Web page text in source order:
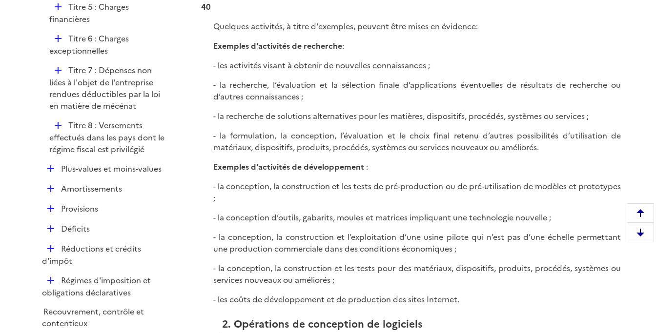
i
D
é
i
Titre 5 : Charges
financières
D
é
i
e
r
Titre 6 : Charges
exceptionnelles
D
é
p
l
r
Titre 7 : Dépenses non
liées à l'objet de l'entreprise
rendues déductibles par la loi
en matière de mécénat
D
é
p
i
e
r
Titre 8 : Versements
effectués dans les pays dont le
régime fiscal est privilégié
D
p
Plus-values et moins-values
D
r
Amortissements
D
e
Provisions
D
l
r
Déficits
D
é
i
r
Réductions et crédits
d'impôt
D
é
l
i
Régimes d'imposition et
obligations déclaratives
Recouvrement, contrôle et
contentieux
40
Quelques activités, à titre d'exemples, peuvent être mises en évidence:
Exemples d'activités de recherche:
- les activités visant à obtenir de nouvelles connaissances ;
- la recherche, l’évaluation et la sélection finale d’applications éventuelles de résultats de recherche ou
d’autres connaissances ;
- la recherche de solutions alternatives pour les matières, dispositifs, procédés, systèmes ou services ;
- la formulation, la conception, l’évaluation et le choix final retenu d’autres possibilités d’utilisation de
matériaux, dispositifs, produits, procédés, systèmes ou services nouveaux ou améliorés.
Exemples d'activités de développement:
- la conception, la construction et les tests de pré-production ou de pré-utilisation de modèles et prototypes
;
- la conception d’outils, gabarits, moules et matrices impliquant une technologie nouvelle ;
- la conception, la construction et l’exploitation d’une usine pilote qui n’est pas d’une échelle permettant
une production commerciale dans des conditions économiques ;
- la conception, la construction et les tests pour des matériaux, dispositifs, produits, procédés, systèmes ou
services nouveaux ou améliorés ;
- les coûts de développement et de production des sites Internet.
2. Opérations de conception de logiciels
e
m
D